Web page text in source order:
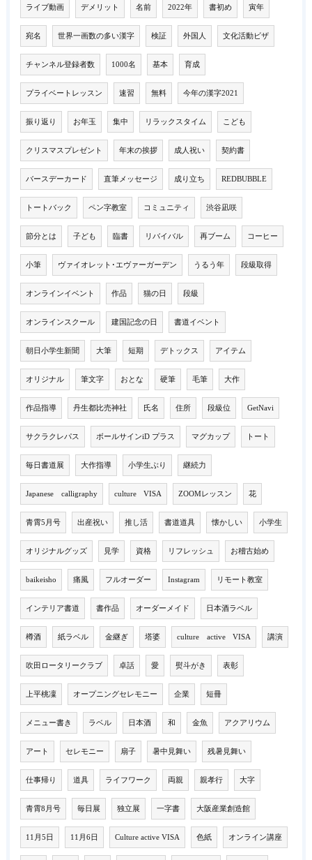
ライブ動画 デメリット 名前 2022年 書初め 寅年
宛名 世界一画数の多い漢字 検証 外国人 文化活動ビザ
チャンネル登録者数 1000名 基本 育成
プライベートレッスン 速習 無料 今年の漢字2021
振り返り お年玉 集中 リラックスタイム こども
クリスマスプレゼント 年末の挨拶 成人祝い 契約書
バースデーカード 直筆メッセージ 成り立ち REDBUBBLE
トートバック ペン字教室 コミュニティ 渋谷凪咲
節分とは 子ども 臨書 リバイバル 再ブーム コーヒー
小筆 ヴァイオレット･エヴァーガーデン うるう年 段級取得
オンラインイベント 作品 猫の日 段級
オンラインスクール 建国記念の日 書道イベント
朝日小学生新聞 大筆 短期 デトックス アイテム
オリジナル 筆文字 おとな 硬筆 毛筆 大作
作品指導 丹生都比売神社 氏名 住所 段級位 GetNavi
サクラクレパス ボールサインiD プラス マグカップ トート
毎日書道展 大作指導 小学生ぶり 継続力
Japanese calligraphy culture VISA ZOOMレッスン 花
青霄5月号 出産祝い 推し活 書道道具 懐かしい 小学生
オリジナルグッズ 見学 資格 リフレッシュ お稽古始め
baikeisho 痛風 フルオーダー Instagram リモート教室
インテリア書道 書作品 オーダーメイド 日本酒ラベル
樽酒 紙ラベル 金継ぎ 塔婆 culture active VISA 講演
吹田ロータリークラブ 卓話 愛 熨斗がき 表彰
上平桃凜 オープニングセレモニー 企業 短冊
メニュー書き ラベル 日本酒 和 金魚 アクアリウム
アート セレモニー 扇子 暑中見舞い 残暑見舞い
仕事帰り 道具 ライフワーク 両親 親孝行 大字
青霄8月号 毎日展 独立展 一字書 大阪産業創造館
11月5日 11月6日 Culture active VISA 色紙 オンライン講座